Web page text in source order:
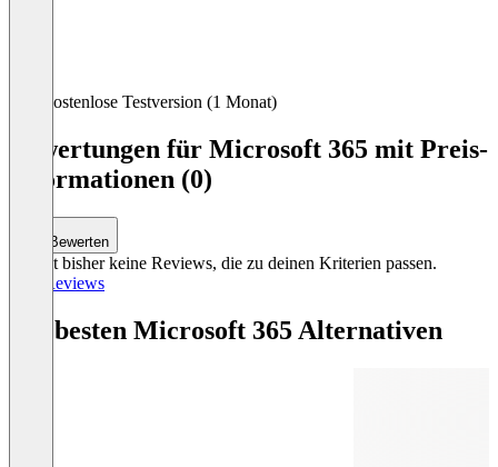
Kostenlose Testversion (1 Monat)
Bewertungen für Microsoft 365 mit Preis-
Informationen (0)
Bewerten
Es gibt bisher keine Reviews, die zu deinen Kriterien passen.
Alle Reviews
Die besten Microsoft 365 Alternativen